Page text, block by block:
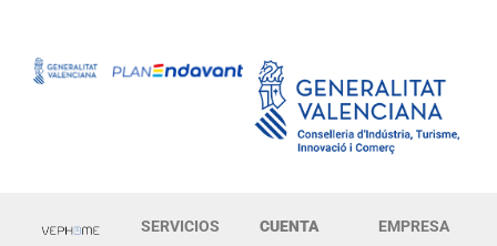
SERVICIOS CUENTA EMPRESA